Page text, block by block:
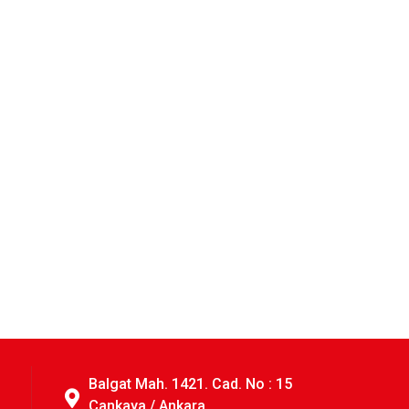
Balgat Mah. 1421. Cad. No : 15